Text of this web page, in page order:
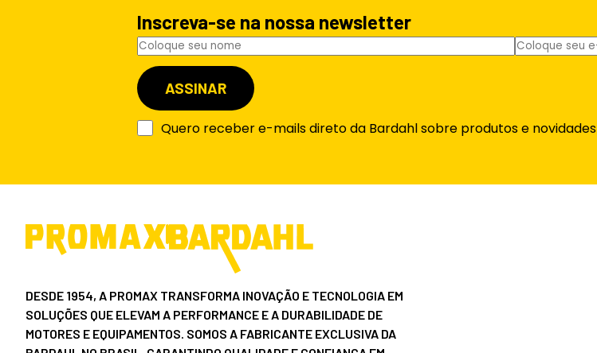
Inscreva-se na nossa newsletter
Quero receber e-mails direto da Bardahl sobre produtos e novidades
DESDE 1954, A PROMAX TRANSFORMA INOVAÇÃO E TECNOLOGIA EM
SOLUÇÕES QUE ELEVAM A PERFORMANCE E A DURABILIDADE DE
MOTORES E EQUIPAMENTOS. SOMOS A FABRICANTE EXCLUSIVA DA